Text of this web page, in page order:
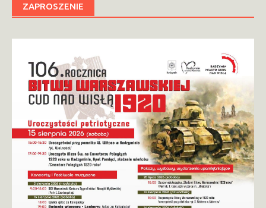
ZAPROSZENIE